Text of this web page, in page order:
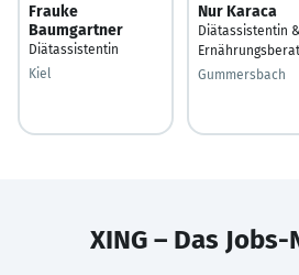
Frauke
Baumgartner
Diätassistentin
Kiel
Nur Karaca
Diätassistentin &
Gummersbach
XING – Das